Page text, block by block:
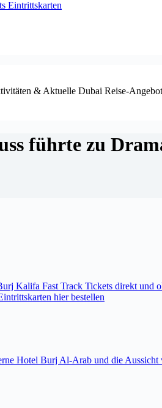
Eintrittskarten
& Aktuelle Dubai Reise-
führte zu
Kalifa Fast Track Tickets direkt
hier bestellen
Hotel Burj Al-Arab und die